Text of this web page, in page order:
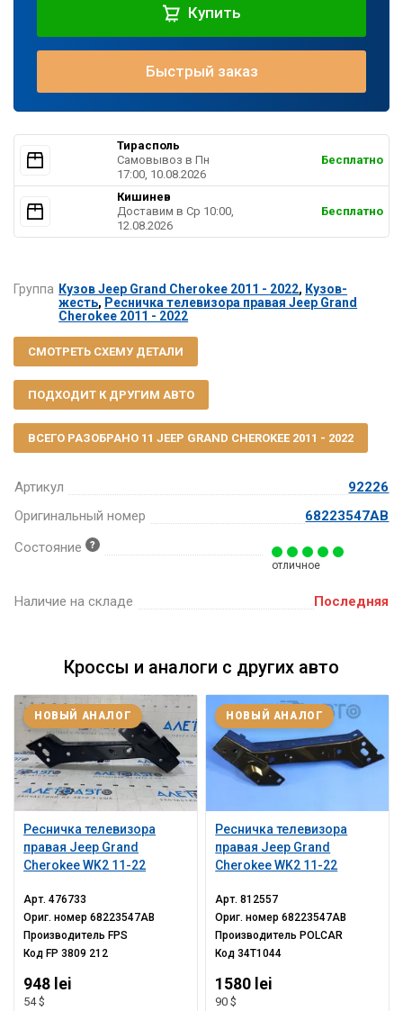
Артикул
92226
Оригинальный номер
68223547AB
Состояние
отличное
Наличие на складе Последняя
Купить
Быстрый заказ
Тирасполь
Самовывоз в Пн
17:00, 10.08.2026
Бесплатно
Кишинев
Доставим в Ср 10:00,
12.08.2026
Бесплатно
Группа Кузов Jeep Grand Cherokee 2011 - 2022, Кузов-
жесть, Ресничка телевизора правая Jeep Grand
Cherokee 2011 - 2022
СМОТРЕТЬ СХЕМУ ДЕТАЛИ
ПОДХОДИТ К ДРУГИМ АВТО
ВСЕГО РАЗОБРАНО 11 JEEP GRAND CHEROKEE 2011 - 2022
Кроссы и аналоги с других авто
Ресничка телевизора
правая Jeep Grand
Cherokee WK2 11-22
НОВЫЙ АНАЛОГ
Арт.476733
Ориг. номер68223547AB
Производитель FPS
Код FP 3809 212
948 lei
54 $
Ресничка телевизора
правая Jeep Grand
Cherokee WK2 11-22
НОВЫЙ АНАЛОГ
Арт.812557
Ориг. номер68223547AB
Производитель POLCAR
Код34T1044
1580 lei
90 $